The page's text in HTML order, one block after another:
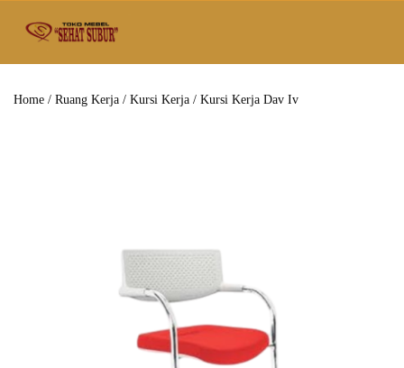
Home / Ruang Kerja / Kursi Kerja / Kursi Kerja Dav Iv